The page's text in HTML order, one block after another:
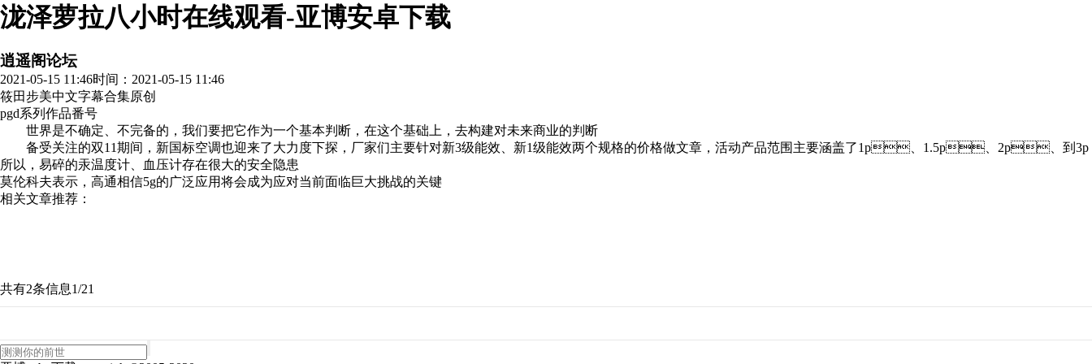
泷泽萝拉八小时在线观看-亚博安卓下载
逍遥阁论坛
2021-05-15 11:46时间：2021-05-15 11:46
筱田步美中文字幕合集原创
pgd系列作品番号
世界是不确定、不完备的，我们要把它作为一个基本判断，在这个基础上，去构建对未来商业的判断
备受关注的双11期间，新国标空调也迎来了大力度下探，厂家们主要针对新3级能效、新1级能效两个规格的价格做文章，活动产品范围主要涵盖了1p、1.5p、2p、到3p
所以，易碎的汞温度计、血压计存在很大的安全隐患
莫伦科夫表示，高通相信5g的广泛应用将会成为应对当前面临巨大挑战的关键
相关文章推荐：
共有2条信息1/21